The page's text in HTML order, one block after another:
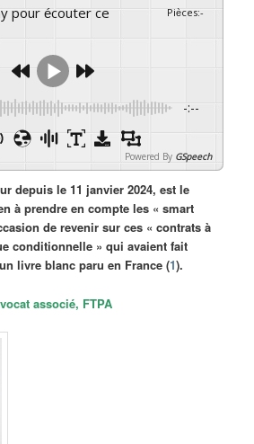
Pièces:-
-:--
Powered By GSpeech
depuis le 11 janvier 2024, est le
à prendre en compte les « smart
de revenir sur ces « contrats à
conditionnelle » qui avaient fait
livre blanc paru en France (1).
associé, FTPA